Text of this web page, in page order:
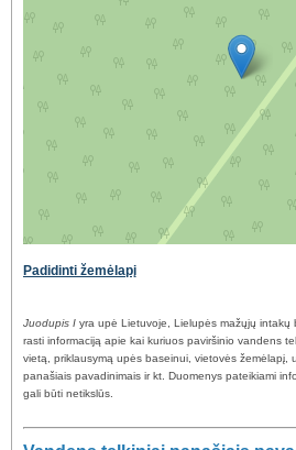
Padidinti žemėlapį
Juodupis I yra upė Lietuvoje, Lielupės mažųjų intakų
rasti informaciją apie kai kuriuos paviršinio vandens
vietą, priklausymą upės baseinui, vietovės žemėlapį,
panašiais pavadinimais ir kt. Duomenys pateikiami
gali būti netikslūs.